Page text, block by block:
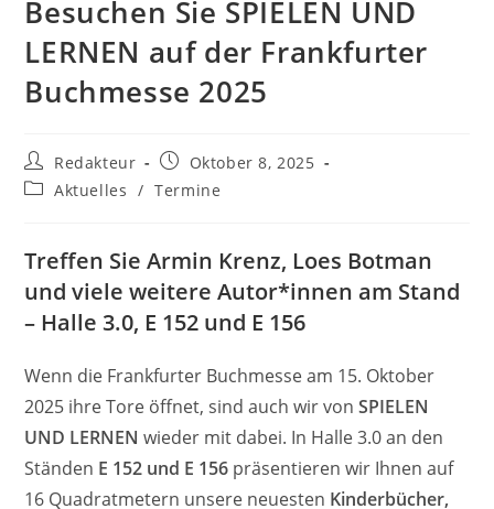
Besuchen Sie SPIELEN UND
LERNEN auf der Frankfurter
Buchmesse 2025
Beitrags-
Autor:
Redakteur
Beitrag
veröffentlicht:
Oktober 8, 2025
Beitrags-
Aktuelles / Termine
Treffen Sie Armin Krenz, Loes Botman
und viele weitere Autor*innen am Stand
– Halle 3.0, E 152 und E 156
Wenn die Frankfurter Buchmesse am 15. Oktober
2025 ihre Tore öffnet, sind auch wir vonSPIELEN
UND LERNEN wieder mit dabei. In Halle 3.0 an den
Ständen E 152 und E 156 präsentieren wir Ihnen auf
16 Quadratmetern unsere neuesten Kinderbücher,